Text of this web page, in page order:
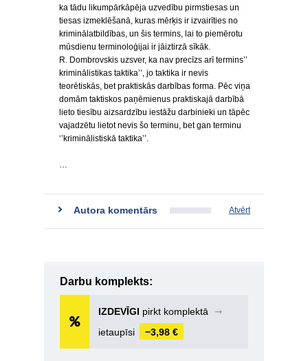
ka tādu likumpārkāpēja uzvedību pirmstiesas un
tiesas izmeklēšanā, kuras mērķis ir izvairīties no
kriminālatbildības, un šis termins, lai to piemērotu
mūsdienu terminoloģijai ir jāiztirzā sīkāk.
R. Dombrovskis uzsver, ka nav precīzs arī termins’’
kriminālistikas taktika’’, jo taktika ir nevis
teorētiskās, bet praktiskās darbības forma. Pēc viņa
domām taktiskos paņēmienus praktiskajā darbībā
lieto tiesību aizsardzību iestāžu darbinieki un tāpēc
vajadzētu lietot nevis šo terminu, bet gan terminu
‘’kriminālistiskā taktika’’.
…
Autora komentārs Atvērt
Darbu komplekts:
IZDEVĪGI pirkt komplektā
➞
ietaupīsi
−3,98 €